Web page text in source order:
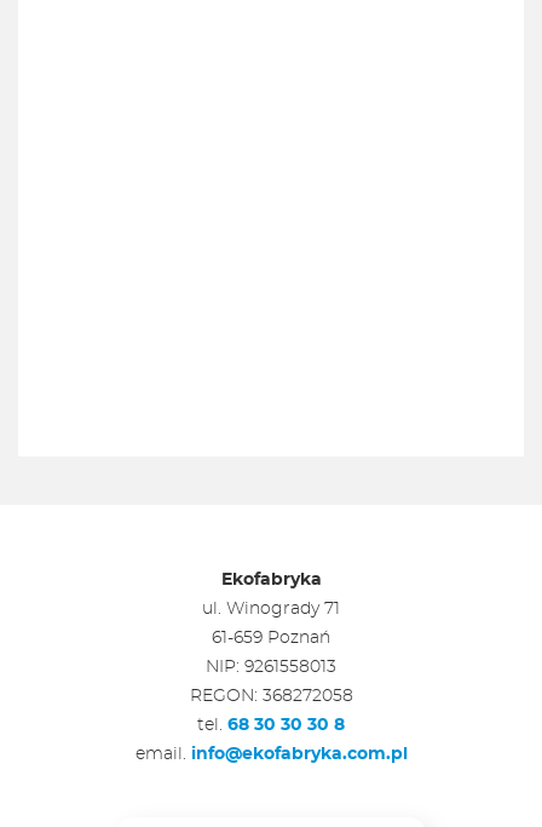
Ekofabryka
ul. Winogrady 71
61-659 Poznań
NIP: 9261558013
REGON: 368272058
tel. 68 30 30 30 8
email. info@ekofabryka.com.pl